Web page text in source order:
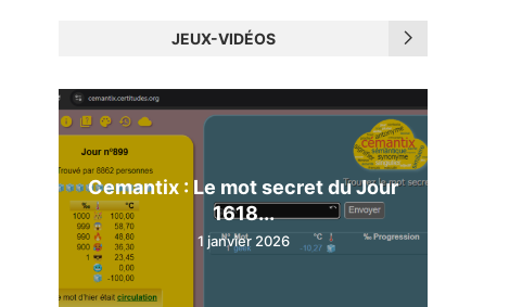
JEUX-VIDÉOS
Cemantix : Le mot secret du Jour
1618...
1 janvier 2026